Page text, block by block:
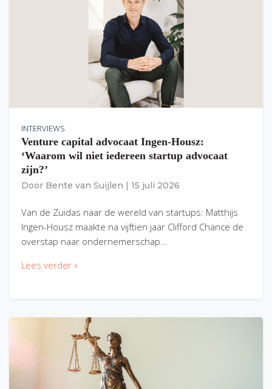
INTERVIEWS
Venture capital advocaat Ingen-Housz:
‘Waarom wil niet iedereen startup advocaat
zijn?’
Door Bente van Suijlen 15 juli 2026
Van de Zuidas naar de wereld van startups: Matthijs
Ingen-Housz maakte na vijftien jaar Clifford Chance de
overstap naar ondernemerschap…
Lees verder »